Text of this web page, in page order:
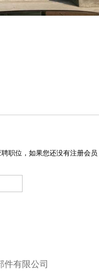
职位，如果您还没有注册会
件有限公司